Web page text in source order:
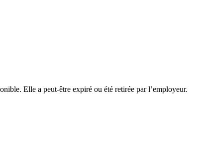
Elle a peut-être expiré ou été retirée par l’employeur.